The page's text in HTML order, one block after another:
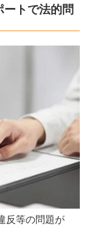
ートで法的問
反等の問題が